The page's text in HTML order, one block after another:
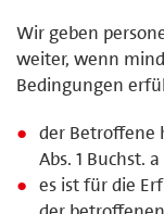
Wir geben
weiter, wenn
Bedingungen
der Betroffene
Abs. 1 Buchst.
es ist für die